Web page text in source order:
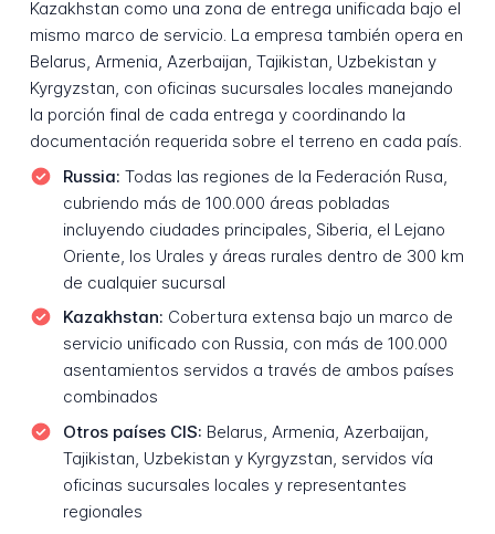
Kazakhstan como una zona de entrega unificada bajo el
mismo marco de servicio. La empresa también opera en
Belarus, Armenia, Azerbaijan, Tajikistan, Uzbekistan y
Kyrgyzstan, con oficinas sucursales locales manejando
la porción final de cada entrega y coordinando la
documentación requerida sobre el terreno en cada país.
Russia: Todas las regiones de la Federación Rusa,
cubriendo más de 100.000 áreas pobladas
incluyendo ciudades principales, Siberia, el Lejano
Oriente, los Urales y áreas rurales dentro de 300 km
de cualquier sucursal
Kazakhstan: Cobertura extensa bajo un marco de
servicio unificado con Russia, con más de 100.000
asentamientos servidos a través de ambos países
combinados
Otros países CIS: Belarus, Armenia, Azerbaijan,
Tajikistan, Uzbekistan y Kyrgyzstan, servidos vía
oficinas sucursales locales y representantes
regionales